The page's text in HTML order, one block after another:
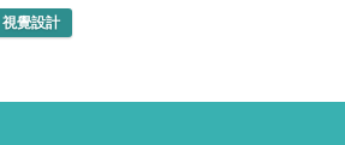
視覺設計